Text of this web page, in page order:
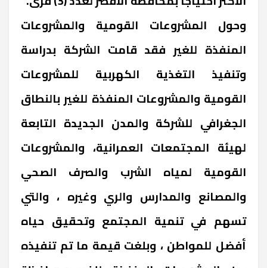
وحول المشروعات القومية والمشروعات
المنفذة للغير فقد قامت الشركة بدراسة
وتنفيذ التغذية الكهربية للمشروعات
القومية والمشروعات المنفذة للغير بالنطاق
الجغرافي للشركة والمدن الجديدة التابعة
لهيئة المجتمعات العمرانية، والمشروعات
القومية لمياه الشرب والصرف الصحي
والمصانع والمدارس والري وغيره ، والتي
تسهم في تنمية المجتمع وتحقيق حياه
أفضل للمواطن ، وبلغت قيمة ما تم تنفيذه